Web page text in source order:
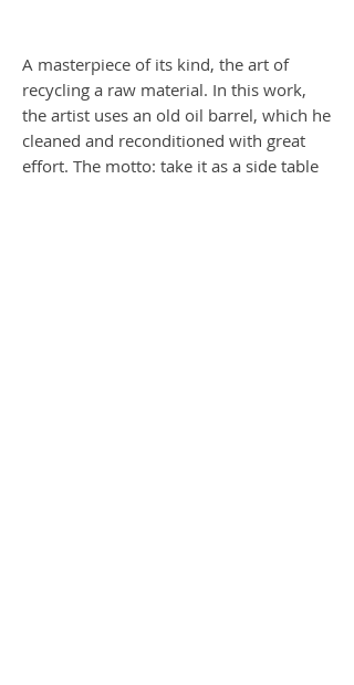
A masterpiece of its kind, the art of
recycling a raw material. In this work,
the artist uses an old oil barrel, which he
cleaned and reconditioned with great
effort. The motto: take it as a side table